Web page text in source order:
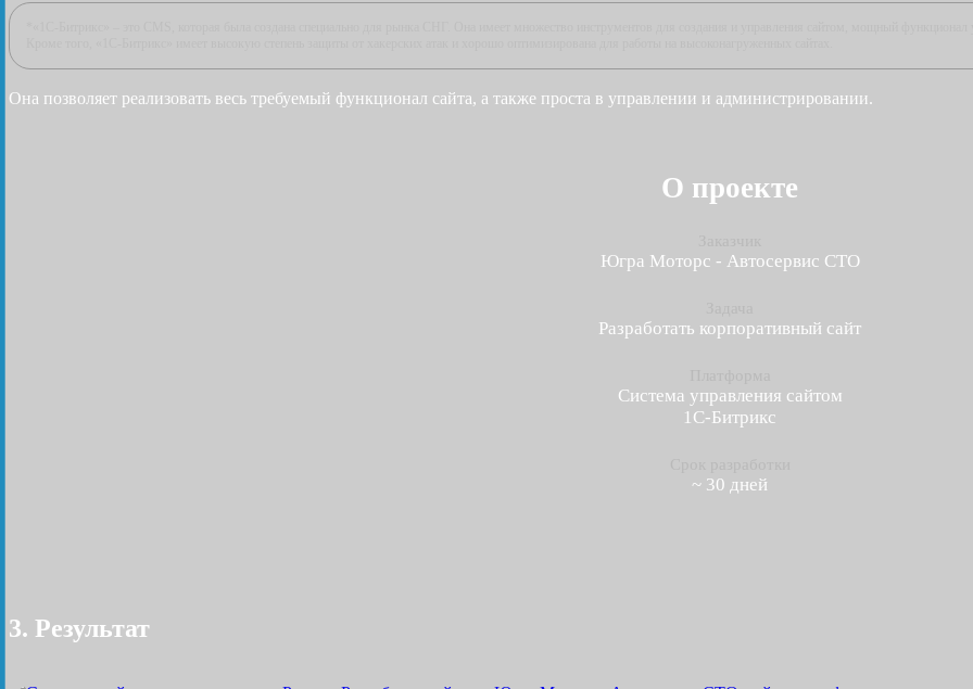
Она позволяет реализовать весь требуемый функционал сайта, а также проста в управлении и администрировании.
О проекте
Югра Моторс - Автосервис СТО
Разработать корпоративный сайт
Система управления сайтом
1С-Битрикс
~ 30 дней
3. Результат